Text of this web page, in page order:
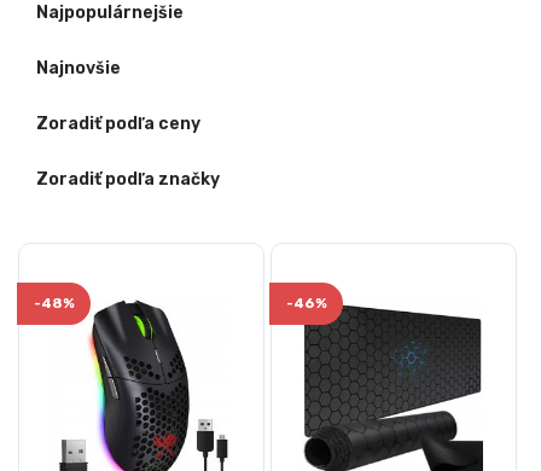
Najpopulárnejšie
Najnovšie
Zoradiť podľa ceny
Zoradiť podľa značky
-48% -46%